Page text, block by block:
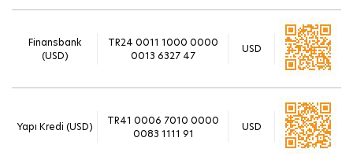
Finansbank
(USD)
TR24 0011 1000 0000
0013 6327 47
USD
Yapı Kredi (USD)
TR41 0006 7010 0000
0083 1111 91
USD